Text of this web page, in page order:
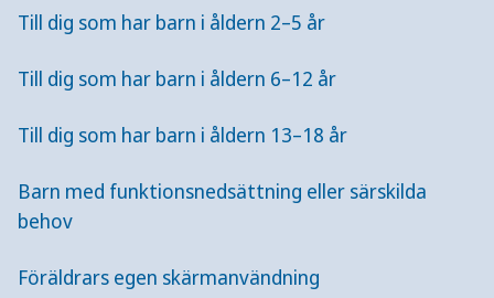
Till dig som har barn i åldern 2–5 år
Till dig som har barn i åldern 6–12 år
Till dig som har barn i åldern 13–18 år
Barn med funktionsnedsättning eller särskilda
behov
Föräldrars egen skärmanvändning
olika aktiviteter.
Föräldrar är förebilder! Tänk på hur och när
du själv använder skärmar när du är
tillsammans med ditt barn, och berätta